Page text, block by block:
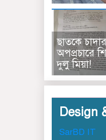
ছাত‌কে
অপপ্রচারে
দুলু‌ মিয়া!
Design
SarBD IT